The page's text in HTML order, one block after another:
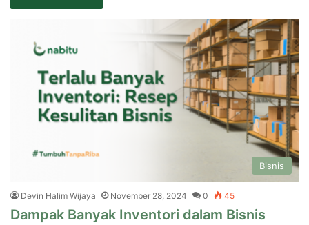
Bisnis
Devin Halim Wijaya November 28, 2024 0 45
Dampak Banyak Inventori dalam Bisnis